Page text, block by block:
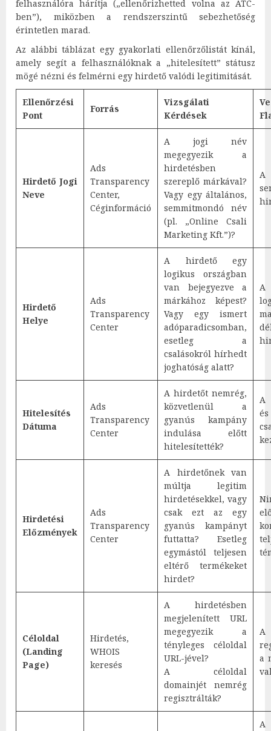
felhasználóra hárítja („ellenőrizhetted volna az ATC-
ben”), miközben a rendszerszintű sebezhetőség
érintetlen marad.
Az alábbi táblázat egy gyakorlati ellenőrzőlistát kínál,
amely segít a felhasználóknak a „hitelesített” státusz
mögé nézni és felmérni egy hirdető valódi legitimitását.
Ellenőrzési
Pont
Forrás
Vizsgálati
Kérdések
Hirdető Jogi
Neve
Ads
Transparency
Center,
Céginformáció
A jogi név
megegyezik a
hirdetésben
szereplő márkával?
Vagy egy általános,
semmitmondó név
(pl. „Online Csali
Marketing Kft.”)?
A
Hirdető
Helye
Ads
Transparency
Center
A hirdető egy
logikus országban
van bejegyezve a
márkához képest?
Vagy egy ismert
adóparadicsomban,
esetleg a
csalásokról hírhedt
joghatóság alatt?
Hitelesítés
Dátuma
Ads
Transparency
Center
A hirdetőt nemrég,
közvetlenül a
gyanús kampány
indulása előtt
hitelesítették?
A
Hirdetési
Előzmények
Ads
Transparency
Center
A hirdetőnek van
múltja legitim
hirdetésekkel, vagy
csak ezt az egy
gyanús kampányt
futtatta? Esetleg
egymástól teljesen
eltérő termékeket
hirdet?
Céloldal
(Landing
Page)
Hirdetés,
WHOIS
keresés
A hirdetésben
megjelenített URL
megegyezik a
tényleges céloldal
URL-jével?
A céloldal
domainjét nemrég
regisztrálták?
a